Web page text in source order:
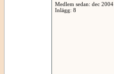
Medlem sedan: dec 2004
Inlägg: 8